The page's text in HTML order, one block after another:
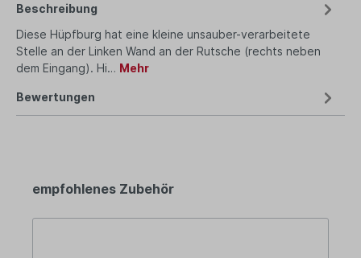
Beschreibung
Diese Hüpfburg hat eine kleine unsauber-verarbeitete
Stelle an der Linken Wand an der Rutsche (rechts neben
dem Eingang). Hi… Mehr
Bewertungen
empfohlenes Zubehör